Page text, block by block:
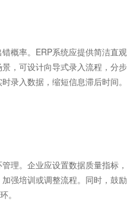
率。ERP系统应提供简洁直
，可设计向导式录入流程，分
时录入数据，缩短信息滞后时间。
管理。企业应设置数据质量指
培训或调整流程。同时，鼓励
。